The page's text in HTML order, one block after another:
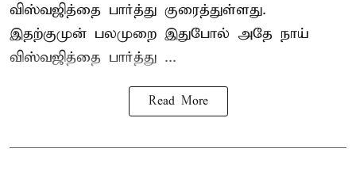
விஸ்வஜித்தை பார்த்து குரைத்துள்ளது.
இதற்குமுன் பலமுறை இதுபோல் அதே நாய்
விஸ்வஜித்தை பார்த்து ...
Read More